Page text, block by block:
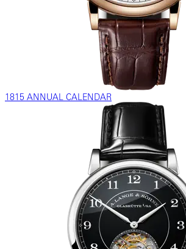
1815 ANNUAL CALENDAR